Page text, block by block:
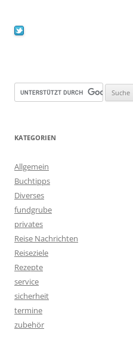
KATEGORIEN
Allgemein
Buchtipps
Diverses
fundgrube
privates
Reise Nachrichten
Reiseziele
Rezepte
service
sicherheit
termine
zubehör